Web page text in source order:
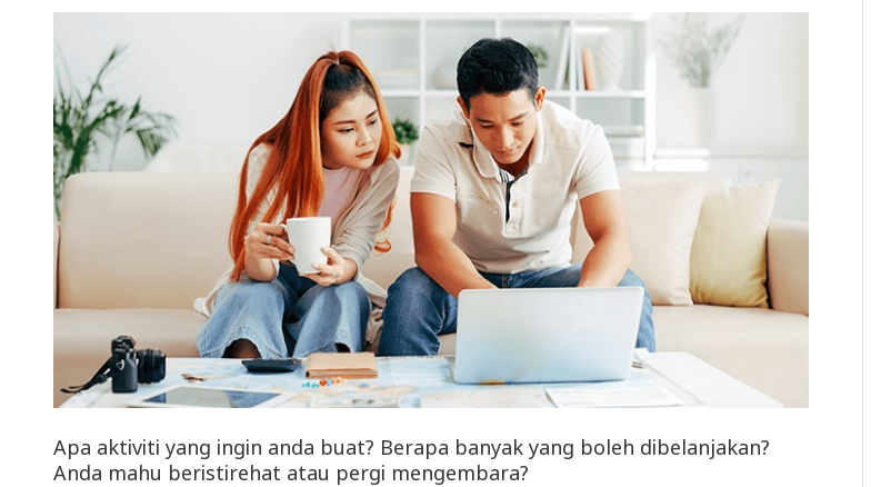
Apa aktiviti yang ingin anda buat? Berapa banyak yang boleh dibelanjakan?
Anda mahu beristirehat atau pergi mengembara?